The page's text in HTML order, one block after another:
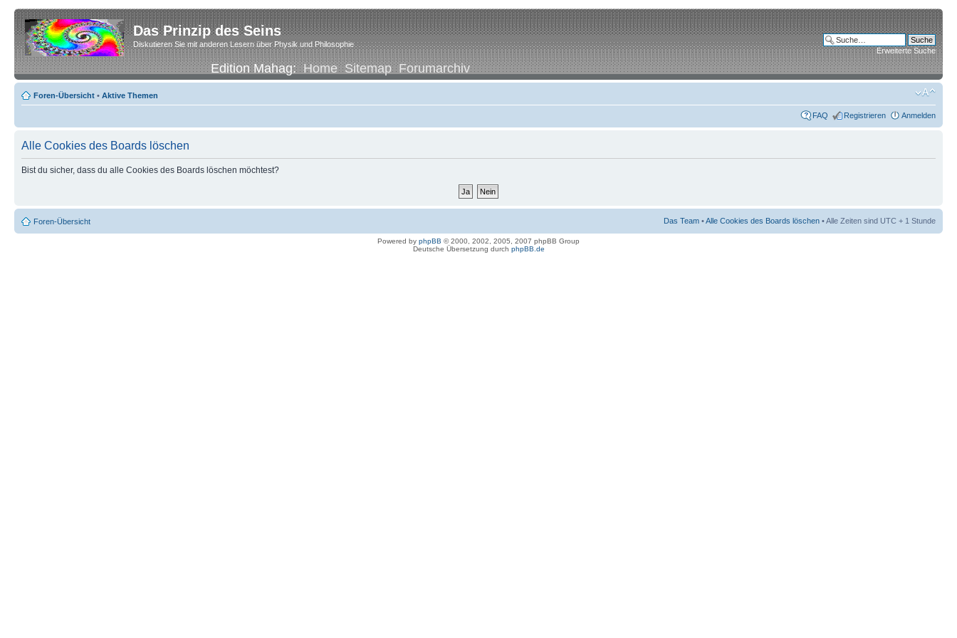
Das Prinzip des Seins
Diskutieren Sie mit anderen Lesern über Physik und Philosophie
Edition Mahag:Home Sitemap Forumarchiv
Erweiterte Suche
Foren-Übersicht • Aktive Themen
FAQ Registrieren Anmelden
Alle Cookies des Boards löschen
Bist du sicher, dass du alle Cookies des Boards löschen möchtest?
Foren-Übersicht Das Team •Alle Cookies des Boards löschen • Alle Zeiten sind UTC + 1 Stunde
Powered by phpBB © 2000, 2002, 2005, 2007 phpBB Group
Deutsche Übersetzung durch phpBB.de